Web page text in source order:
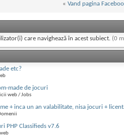
« Vand pagina
care navighează în acest subiect. (0
etc?
made de jocuri
web / Jobs
+ inca un an valabilitate, nisa jocuri +
PHP Classifieds v7.6